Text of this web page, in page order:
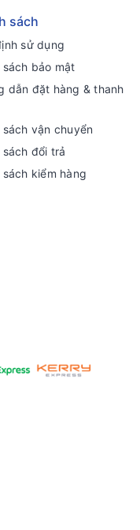
sách
sử dụng
sách bảo mật
dẫn đặt hàng & thanh
sách vận chuyển
sách đổi trả
sách kiểm hàng